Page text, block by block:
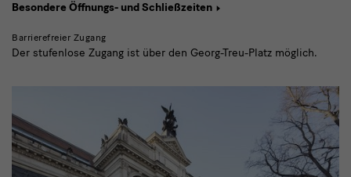
Besondere Öffnungs- und Schließzeiten
Barrierefreier Zugang
Der stufenlose Zugang ist über den Georg-Treu-Platz möglich.